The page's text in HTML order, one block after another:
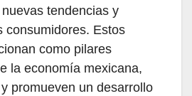
tendencias y
consumidores. Estos
como pilares
la economía mexicana,
promueven un desarrollo